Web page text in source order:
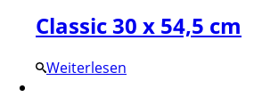
Classic 30 x 54,5 cm
Weiterlesen